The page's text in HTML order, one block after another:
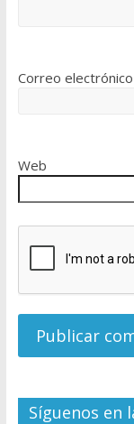
Correo electrónico
Web
Síguenos en